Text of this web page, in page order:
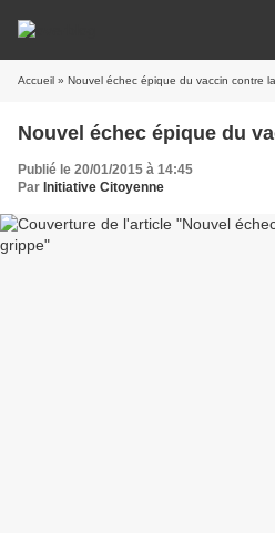
Accueil » Nouvel échec épique du vaccin contre
Nouvel échec épique du
Publié le 20/01/2015 à 14:45
Par Initiative Citoyenne